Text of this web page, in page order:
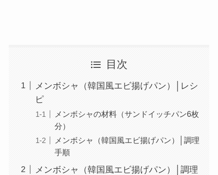
目次
メンボシャ（韓国風エビ揚げパン）│レシ
ピ
メンボシャの材料（サンドイッチパン6枚
分）
メンボシャ（韓国風エビ揚げパン）│調理
手順
メンボシャ（韓国風エビ揚げパン）│調理